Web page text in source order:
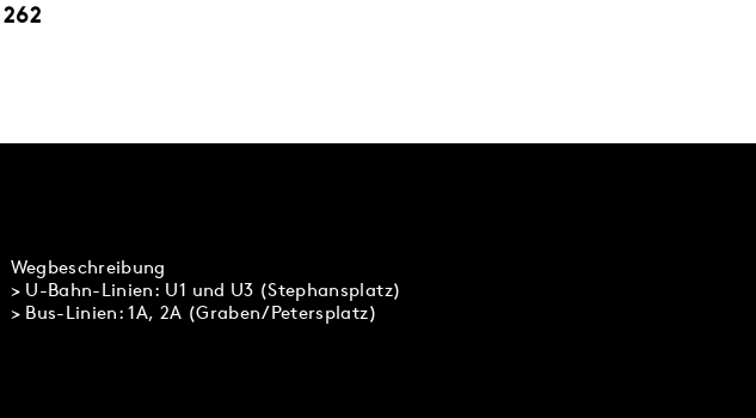
262
Wegbeschreibung
> U-Bahn-Linien: U1 und U3 (Stephansplatz)
> Bus-Linien: 1A, 2A (Graben/Petersplatz)